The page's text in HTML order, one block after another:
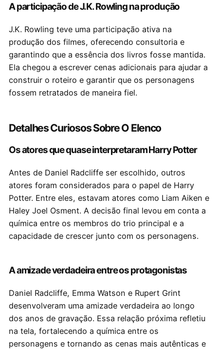
A participação de J.K. Rowling na produção
J.K. Rowling teve uma participação ativa na
produção dos filmes, oferecendo consultoria e
garantindo que a essência dos livros fosse mantida.
Ela chegou a escrever cenas adicionais para ajudar a
construir o roteiro e garantir que os personagens
fossem retratados de maneira fiel.
Detalhes Curiosos Sobre O Elenco
Os atores que quase interpretaram Harry Potter
Antes de Daniel Radcliffe ser escolhido, outros
atores foram considerados para o papel de Harry
Potter. Entre eles, estavam atores como Liam Aiken e
Haley Joel Osment. A decisão final levou em conta a
química entre os membros do trio principal e a
capacidade de crescer junto com os personagens.
A amizade verdadeira entre os protagonistas
Daniel Radcliffe, Emma Watson e Rupert Grint
desenvolveram uma amizade verdadeira ao longo
dos anos de gravação. Essa relação próxima refletiu
na tela, fortalecendo a química entre os
personagens e tornando as cenas mais autênticas e